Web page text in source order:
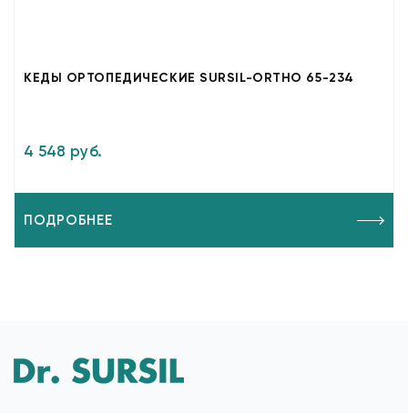
КЕДЫ ОРТОПЕДИЧЕСКИЕ SURSIL-ORTHO 65-234
4 548 руб.
ПОДРОБНЕЕ